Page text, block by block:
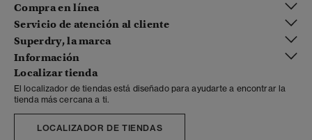
Compra en línea
Servicio de atención al cliente
Superdry, la marca
Información
Localizar tienda
El localizador de tiendas está diseñado para ayudarte a encontrar la
tienda más cercana a ti.
LOCALIZADOR DE TIENDAS